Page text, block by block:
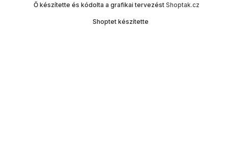
Shoptet készítette
Ő készítette és kódolta a grafikai tervezést Shoptak.cz